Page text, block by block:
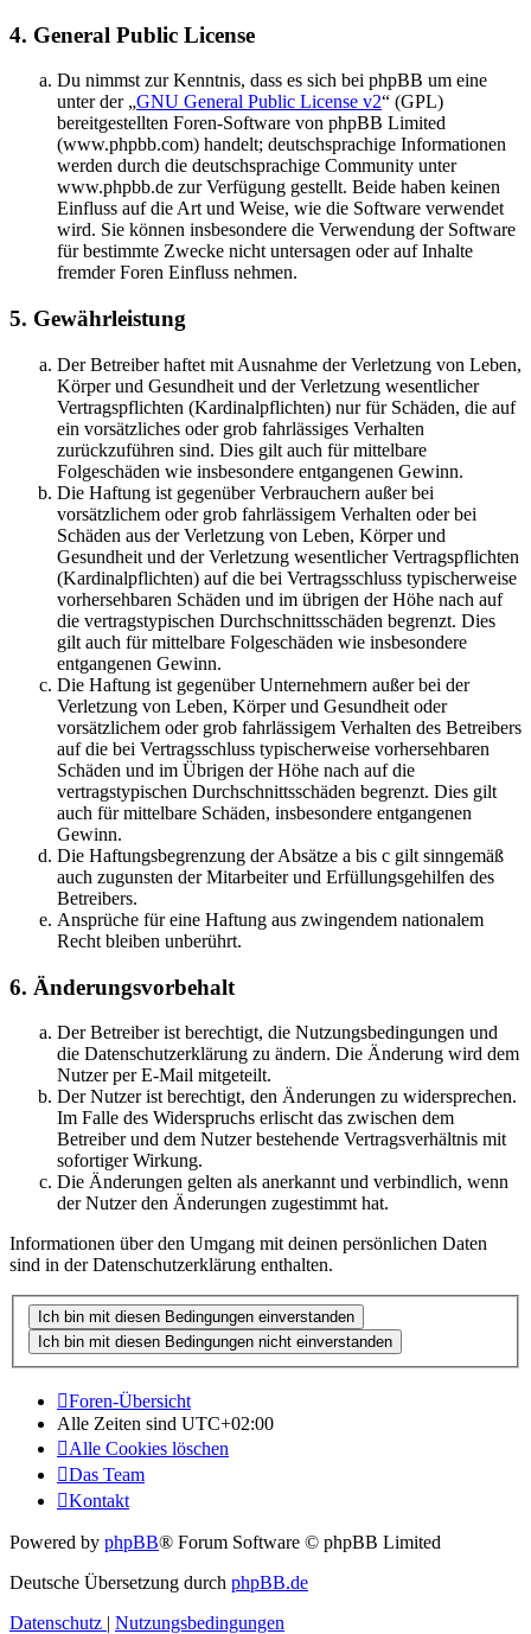
4. General Public License
Du nimmst zur Kenntnis, dass es sich bei phpBB um eine
unter der „GNU General Public License v2“ (GPL)
bereitgestellten Foren-Software von phpBB Limited
(www.phpbb.com) handelt; deutschsprachige Informationen
werden durch die deutschsprachige Community unter
www.phpbb.de zur Verfügung gestellt. Beide haben keinen
Einfluss auf die Art und Weise, wie die Software verwendet
wird. Sie können insbesondere die Verwendung der Software
für bestimmte Zwecke nicht untersagen oder auf Inhalte
fremder Foren Einfluss nehmen.
5. Gewährleistung
Der Betreiber haftet mit Ausnahme der Verletzung von Leben,
Körper und Gesundheit und der Verletzung wesentlicher
Vertragspflichten (Kardinalpflichten) nur für Schäden, die auf
ein vorsätzliches oder grob fahrlässiges Verhalten
zurückzuführen sind. Dies gilt auch für mittelbare
Folgeschäden wie insbesondere entgangenen Gewinn.
Die Haftung ist gegenüber Verbrauchern außer bei
vorsätzlichem oder grob fahrlässigem Verhalten oder bei
Schäden aus der Verletzung von Leben, Körper und
Gesundheit und der Verletzung wesentlicher Vertragspflichten
(Kardinalpflichten) auf die bei Vertragsschluss typischerweise
vorhersehbaren Schäden und im übrigen der Höhe nach auf
die vertragstypischen Durchschnittsschäden begrenzt. Dies
gilt auch für mittelbare Folgeschäden wie insbesondere
entgangenen Gewinn.
Die Haftung ist gegenüber Unternehmern außer bei der
Verletzung von Leben, Körper und Gesundheit oder
vorsätzlichem oder grob fahrlässigem Verhalten des Betreibers
auf die bei Vertragsschluss typischerweise vorhersehbaren
Schäden und im Übrigen der Höhe nach auf die
vertragstypischen Durchschnittsschäden begrenzt. Dies gilt
auch für mittelbare Schäden, insbesondere entgangenen
Gewinn.
Die Haftungsbegrenzung der Absätze a bis c gilt sinngemäß
auch zugunsten der Mitarbeiter und Erfüllungsgehilfen des
Betreibers.
Ansprüche für eine Haftung aus zwingendem nationalem
Recht bleiben unberührt.
6. Änderungsvorbehalt
Der Betreiber ist berechtigt, die Nutzungsbedingungen und
die Datenschutzerklärung zu ändern. Die Änderung wird dem
Nutzer per E-Mail mitgeteilt.
Der Nutzer ist berechtigt, den Änderungen zu widersprechen.
Im Falle des Widerspruchs erlischt das zwischen dem
Betreiber und dem Nutzer bestehende Vertragsverhältnis mit
sofortiger Wirkung.
Die Änderungen gelten als anerkannt und verbindlich, wenn
der Nutzer den Änderungen zugestimmt hat.
Informationen über den Umgang mit deinen persönlichen Daten
sind in der Datenschutzerklärung enthalten.
Foren-Übersicht
Alle Zeiten sind UTC+02:00
Alle Cookies löschen
Das Team
Kontakt
Powered by phpBB® Forum Software © phpBB Limited
Deutsche Übersetzung durch phpBB.de
Datenschutz | Nutzungsbedingungen